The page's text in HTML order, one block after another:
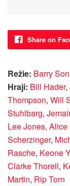
Share on
Režie: Barry
Hrají: Bill Hader,
Thompson, Will
Stuhlbarg,
Lee Jones, Alice
Scherzinger,
Rasche, Keone
Clarke Thorell,
Martin, Rip Torn